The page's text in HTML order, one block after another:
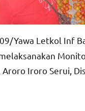
Yawa Letkol Inf
Iroro Serui,